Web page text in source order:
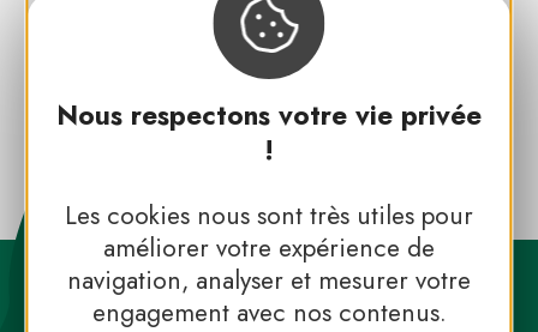
Nous respectons votre vie privée
!
Les cookies nous sont très utiles pour
améliorer votre expérience de
navigation, analyser et mesurer votre
engagement avec nos contenus.
Toutes les expériences dans les
Parcs naturels régionaux